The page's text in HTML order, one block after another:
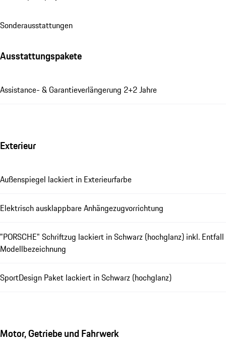
Sonderausstattungen
Ausstattungspakete
Assistance- & Garantieverlängerung 2+2 Jahre
Exterieur
Außenspiegel lackiert in Exterieurfarbe
Elektrisch ausklappbare Anhängezugvorrichtung
"PORSCHE" Schriftzug lackiert in Schwarz (hochglanz) inkl. Entfall
Modellbezeichnung
SportDesign Paket lackiert in Schwarz (hochglanz)
Motor, Getriebe und Fahrwerk